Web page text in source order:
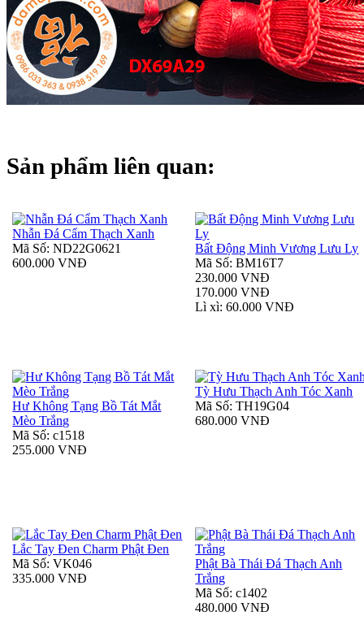
Sản phẩm liên quan:
Nhẫn Đá Cẩm Thạch Xanh
Mã Số: ND22G0621
600.000 VNĐ
Bất Động Minh Vương Lưu Ly
Mã Số: BM16T7
230.000 VNĐ
170.000 VNĐ
Lì xì: 60.000 VNĐ
Hư Không Tạng Bồ Tát Mắt
Mèo Trắng
Mã Số: c1518
255.000 VNĐ
Tỳ Hưu Thạch Anh Tóc Xanh
Mã Số: TH19G04
680.000 VNĐ
Lắc Tay Đen Charm Phật Đen
Mã Số: VK046
335.000 VNĐ
Phật Bà Thái Đá Thạch Anh
Trắng
Mã Số: c1402
480.000 VNĐ